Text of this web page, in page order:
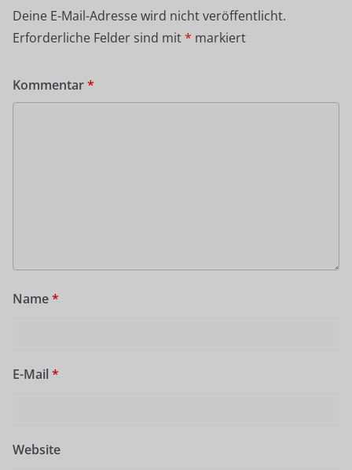
Deine E-Mail-Adresse wird nicht veröffentlicht.
Erforderliche Felder sind mit* markiert
Kommentar*
Name*
E-Mail *
Website